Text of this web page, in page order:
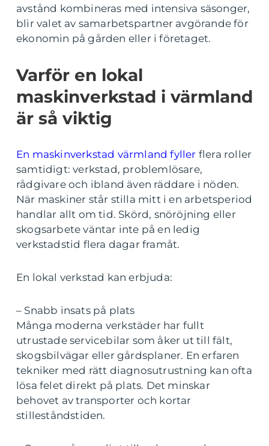
avstånd kombineras med intensiva säsonger,
blir valet av samarbetspartner avgörande för
ekonomin på gården eller i företaget.
Varför en lokal
maskinverkstad i värmland
är så viktig
En maskinverkstad värmland fyller flera roller
samtidigt: verkstad, problemlösare,
rådgivare och ibland även räddare i nöden.
När maskiner står stilla mitt i en arbetsperiod
handlar allt om tid. Skörd, snöröjning eller
skogsarbete väntar inte på en ledig
verkstadstid flera dagar framåt.
En lokal verkstad kan erbjuda:
– Snabb insats på plats
Många moderna verkstäder har fullt
utrustade servicebilar som åker ut till fält,
skogsbilvägar eller gårdsplaner. En erfaren
tekniker med rätt diagnosutrustning kan ofta
lösa felet direkt på plats. Det minskar
behovet av transporter och kortar
stilleståndstiden.